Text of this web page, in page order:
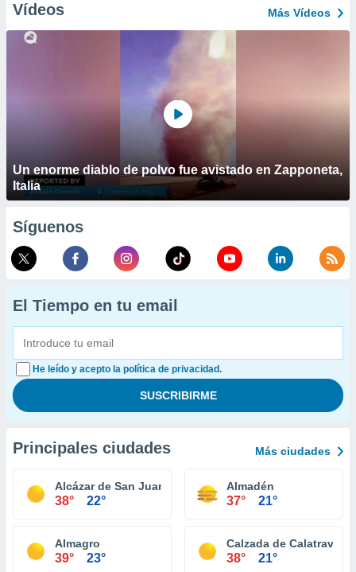
Vídeos Más Vídeos
Un enorme diablo de polvo fue avistado en Zapponeta,
Italia
Síguenos
El Tiempo en tu email
He leído y acepto la política de privacidad.
Principales ciudades Más ciudades
Alcázar de San Juan
38° 22°
Almadén
37° 21°
Almagro
39° 23°
Calzada de Calatrava
38° 21°